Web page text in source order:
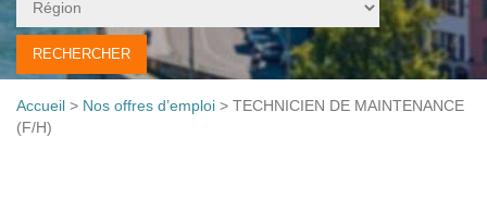
Accueil > Nos offres d’emploi > TECHNICIEN DE MAINTENANCE
(F/H)